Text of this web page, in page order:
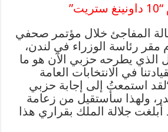
المفاجئ خلال مؤتمر صحفي
مقر رئاسة الوزراء في لندن،
الذي يطرحه حزبي الآن هو ما
في الانتخابات العامة
“لقد استمعتُ إلى إجابة حزبي
ولهذا سأستقيل من زعامة
جلالة الملك بقراري هذا